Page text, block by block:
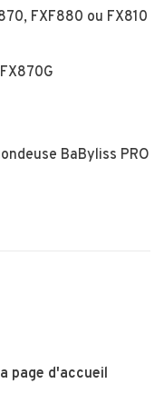
FXF880 ou FX810
BaByliss PRO
page d'accueil